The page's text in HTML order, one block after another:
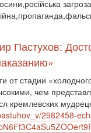
Пастухов:
от стадии
чем
кремлевских
2982458-